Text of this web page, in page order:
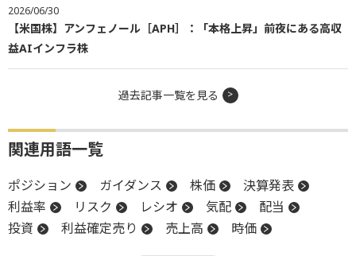
2026/06/30
【米国株】アンフェノール［APH］：「本格上昇」前夜にある高収
益AIインフラ株
過去記事一覧を見る
関連用語一覧
ポジション ガイダンス 株価
決算発表
利益率
リスク レシオ 気配
配当
投資
利益確定売り 売上高
時価